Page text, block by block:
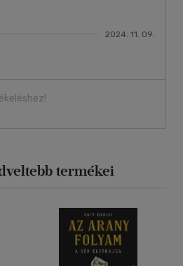
2024. 11. 09.
termékei